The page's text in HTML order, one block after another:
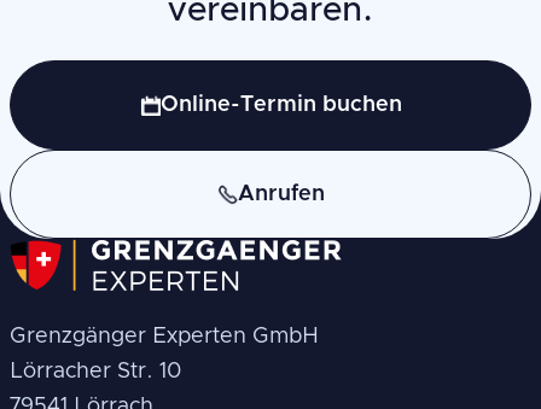
vereinbaren.
Online-Termin buchen
Anrufen
Grenzgänger Experten GmbH
Lörracher Str. 10